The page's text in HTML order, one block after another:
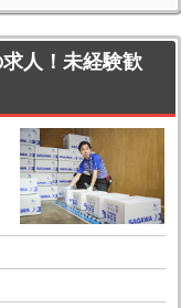
人！未経験歓